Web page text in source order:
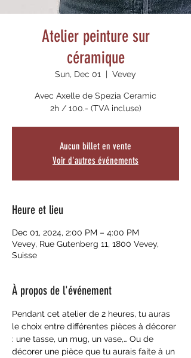
Atelier peinture sur
céramique
Sun, Dec 01
  |
Vevey
Avec Axelle de Spezia Ceramic
2h / 100.- (TVA incluse)
Aucun billet en vente
Voir d'autres événements
Heure et lieu
Dec 01, 2024, 2:00 PM – 4:00 PM
Vevey, Rue Gutenberg 11, 1800 Vevey,
Suisse
À propos de l'événement
Pendant cet atelier de 2 heures, tu auras
le choix entre différentes pièces à décorer
: une tasse, un mug, un vase,… Ou de
décorer une pièce que tu aurais faite à un